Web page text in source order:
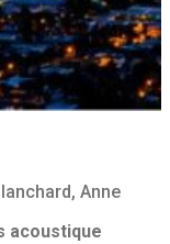
Anne
acoustique